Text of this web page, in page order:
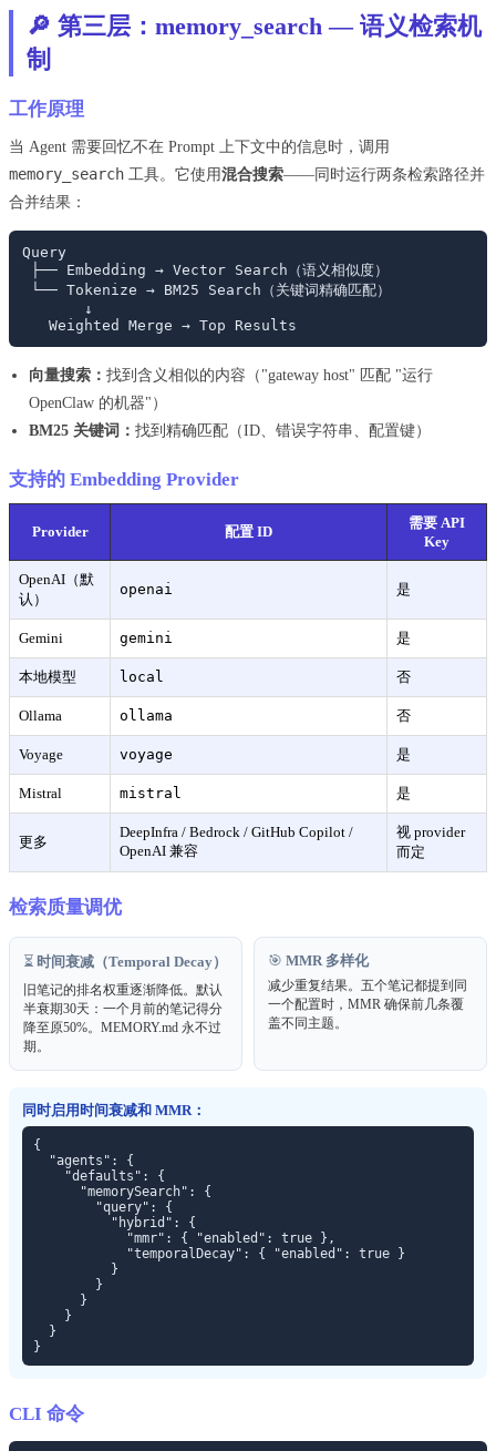
🔎 第三层：memory_search — 语义检索机
制
工作原理
当 Agent 需要回忆不在 Prompt 上下文中的信息时，调用
memory_search 工具。它使用混合搜索——同时运行两条检索路径并
合并结果：
Query
├── Embedding → Vector Search（语义相似度）
└── Tokenize → BM25 Search（关键词精确匹配）
       ↓
向量搜索： 找到含义相似的内容（"gateway host" 匹配 "运行
OpenClaw 的机器"）
BM25 关键词： 找到精确匹配（ID、错误字符串、配置键）
支持的 Embedding Provider
Provider 配置 ID
需要 API
Key
OpenAI（默
认）
openai 是
Gemini gemini 是
本地模型 local 否
Ollama ollama 否
Voyage voyage 是
Mistral mistral 是
更多
DeepInfra / Bedrock / GitHub Copilot /
OpenAI 兼容
视 provider
而定
检索质量调优
⏳ 时间衰减（Temporal Decay）
旧笔记的排名权重逐渐降低。默认
半衰期30天：一个月前的笔记得分
降至原50%。MEMORY.md 永不过
期。
🎯 MMR 多样化
减少重复结果。五个笔记都提到同
一个配置时，MMR 确保前几条覆
盖不同主题。
同时启用时间衰减和 MMR：
{
  "agents": {
    "defaults": {
      "memorySearch": {
        "query": {
          "hybrid": {
            "mmr": { "enabled": true },
            "temporalDecay": { "enabled": true }
          }
        }
      }
    }
  }
}
CLI 命令